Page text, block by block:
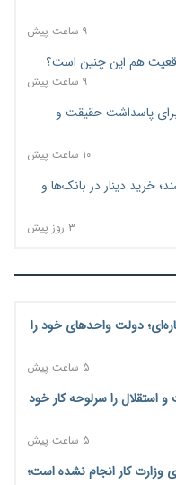
۹ ساعت پیش
۹ ساعت پیش
برای پاسداشت حقیقت و
۱۰ ساعت پیش
خرید دینار در بانک‌ها و
۳ روز پیش
دولت واحدهای خود را
۵ ساعت پیش
استقلال را سرلوحه کار خود
۵ ساعت پیش
در شرکت‌های وزارت کار انجام نشده است؛